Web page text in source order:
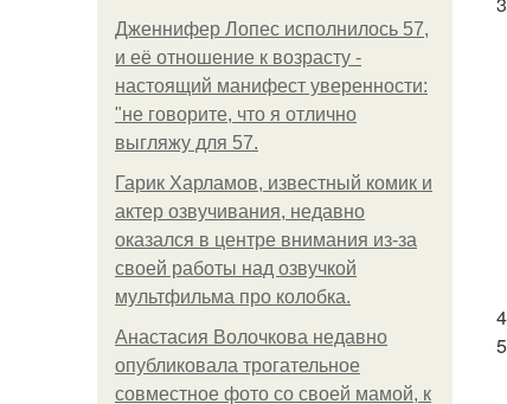
Дженнифер Лопес исполнилось 57,
и её отношение к возрасту -
настоящий манифест уверенности:
"не говорите, что я отлично
выгляжу для 57.
Гарик Харламов, известный комик и
актер озвучивания, недавно
оказался в центре внимания из-за
своей работы над озвучкой
мультфильма про колобка.
Анастасия Волочкова недавно
опубликовала трогательное
совместное фото со своей мамой, к